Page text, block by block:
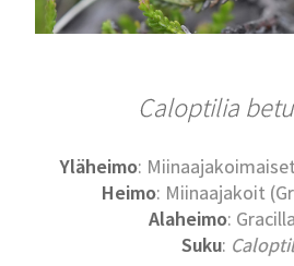
Caloptilia
Yläheimo:
Heimo: Miinaajakoit
Alaheimo:
Suku: